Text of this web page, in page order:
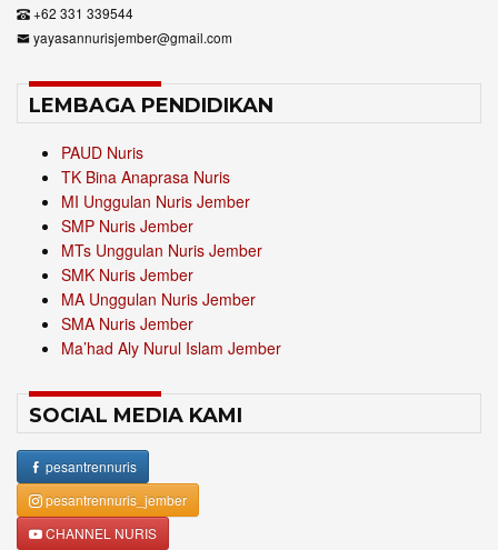
+62 331 339544
yayasannurisjember@gmail.com
LEMBAGA PENDIDIKAN
PAUD Nuris
TK Bina Anaprasa Nuris
MI Unggulan Nuris Jember
SMP Nuris Jember
MTs Unggulan Nuris Jember
SMK Nuris Jember
MA Unggulan Nuris Jember
SMA Nuris Jember
Ma’had Aly Nurul Islam Jember
SOCIAL MEDIA KAMI
pesantrennuris
pesantrennuris_jember
CHANNEL NURIS